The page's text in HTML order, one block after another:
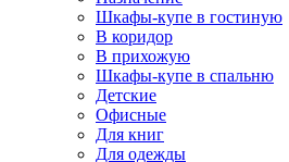
Шкафы-купе в гостиную
В коридор
В прихожую
Шкафы-купе в спальню
Детские
Офисные
Для книг
Для одежды